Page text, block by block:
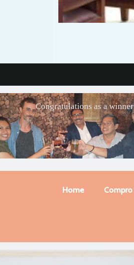
Congratulations as a winner
Home Compro